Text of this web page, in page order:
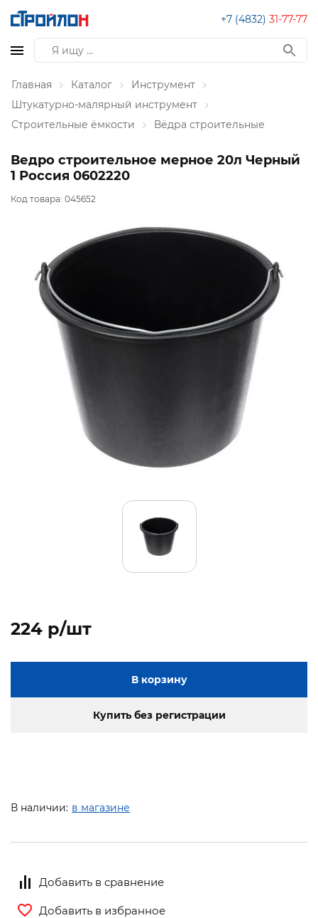
+7 (4832) 31-77-77
Главная Каталог
Инструмент
Штукатурно-малярный инструмент
Строительные ёмкости
Вёдра строительные
Ведро строительное мерное 20л Черный
1 Россия 0602220
Код товара: 045652
224 p/шт
В корзину
Купить без регистрации
В наличии: в магазине
Добавить в сравнение
Добавить в избранное